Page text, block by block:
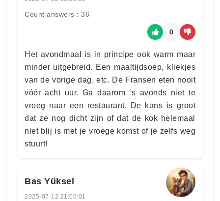
Count answers : 36
0
Het avondmaal is in principe ook warm maar
minder uitgebreid. Een maaltijdsoep, kliekjes
van de vorige dag, etc. De Fransen eten nooit
vóór acht uur. Ga daarom ’s avonds niet te
vroeg naar een restaurant. De kans is groot
dat ze nog dicht zijn of dat de kok helemaal
niet blij is met je vroege komst of je zelfs weg
stuurt!
Bas Yüksel
2025-07-12 21:06:01